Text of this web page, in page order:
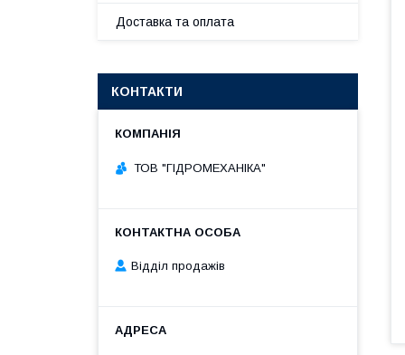
Доставка та оплата
КОНТАКТИ
ТОВ "ГІДРОМЕХАНІКА"
Відділ продажів